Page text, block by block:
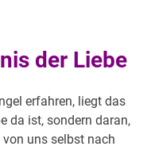
der Liebe
erfahren, liegt das
da ist, sondern daran,
uns selbst nach